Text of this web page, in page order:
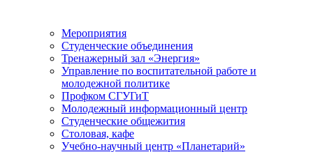
Мероприятия
Студенческие объединения
Тренажерный зал «Энергия»
Управление по воспитательной работе и
молодежной политике
Профком СГУГиТ
Молодежный информационный центр
Студенческие общежития
Столовая, кафе
Учебно-научный центр «Планетарий»